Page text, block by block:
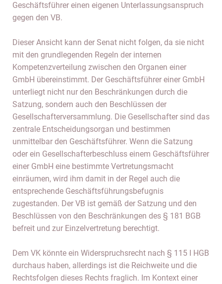
Geschäftsführer einen eigenen Unterlassungsanspruch
gegen den VB.
Dieser Ansicht kann der Senat nicht folgen, da sie nicht
mit den grundlegenden Regeln der internen
Kompetenzverteilung zwischen den Organen einer
GmbH übereinstimmt. Der Geschäftsführer einer GmbH
unterliegt nicht nur den Beschränkungen durch die
Satzung, sondern auch den Beschlüssen der
Gesellschafterversammlung. Die Gesellschafter sind das
zentrale Entscheidungsorgan und bestimmen
unmittelbar den Geschäftsführer. Wenn die Satzung
oder ein Gesellschafterbeschluss einem Geschäftsführer
einer GmbH eine bestimmte Vertretungsmacht
einräumen, wird ihm damit in der Regel auch die
entsprechende Geschäftsführungsbefugnis
zugestanden. Der VB ist gemäß der Satzung und den
Beschlüssen von den Beschränkungen des § 181 BGB
befreit und zur Einzelvertretung berechtigt.
Dem VK könnte ein Widerspruchsrecht nach § 115 I HGB
durchaus haben, allerdings ist die Reichweite und die
Rechtsfolgen dieses Rechts fraglich. Im Kontext einer